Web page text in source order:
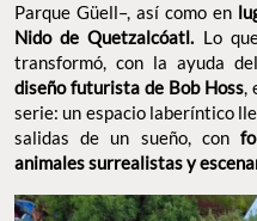
Parque Güell–, así como en
Nido de Quetzalcóatl. Lo
transformó, con la ayuda del
diseño futurista de Bob Hoss,
serie: un espacio laberíntico
salidas de un sueño, con
animales surrealistas y